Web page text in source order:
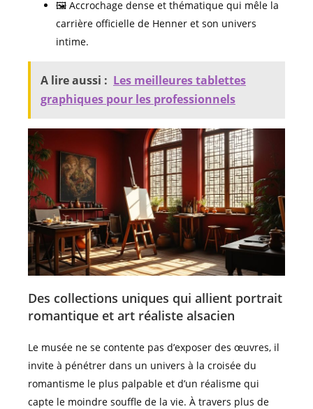
🖼️ Accrochage dense et thématique qui mêle la
carrière officielle de Henner et son univers
intime.
A lire aussi : Les meilleures tablettes
graphiques pour les professionnels
Des collections uniques qui allient portrait
romantique et art réaliste alsacien
Le musée ne se contente pas d’exposer des œuvres, il
invite à pénétrer dans un univers à la croisée du
romantisme le plus palpable et d’un réalisme qui
capte le moindre souffle de la vie. À travers plus de